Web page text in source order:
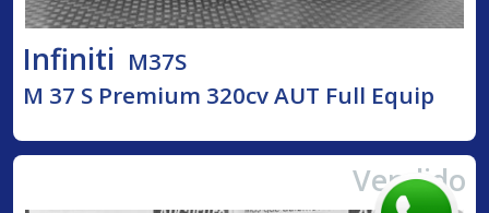
Infiniti M37S
M 37 S Premium 320cv AUT Full Equip
Vendido